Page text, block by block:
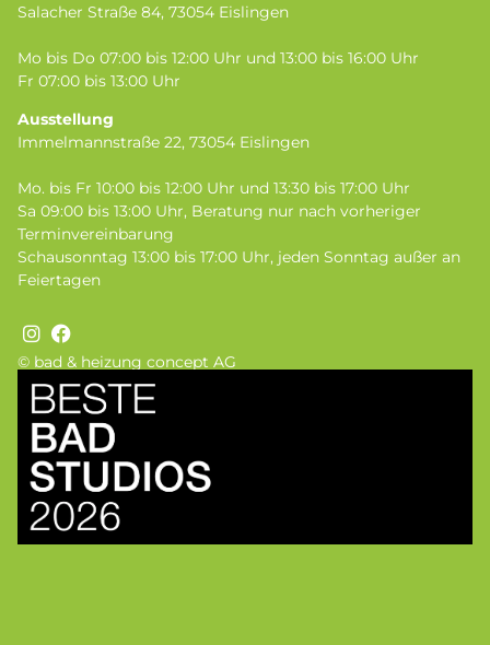
© bad & heizung concept AG
Salacher Straße 84, 73054 Eislingen
Mo bis Do 07:00 bis 12:00 Uhr und 13:00 bis 16:00 Uhr
Fr 07:00 bis 13:00 Uhr
Ausstellung
Immelmannstraße 22, 73054 Eislingen
Mo. bis Fr 10:00 bis 12:00 Uhr und 13:30 bis 17:00 Uhr
Sa 09:00 bis 13:00 Uhr, Beratung nur nach vorheriger
Terminvereinbarung
Schausonntag 13:00 bis 17:00 Uhr, jeden Sonntag außer an
Feiertagen